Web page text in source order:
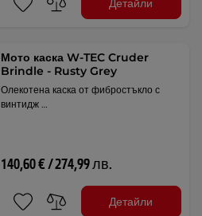
Детайли
Мото каска W-TEC Cruder
Brindle - Rusty Grey
Олекотена каска от фибростъкло с
винтидж …
140,60 € / 274,99 лв.
Детайли